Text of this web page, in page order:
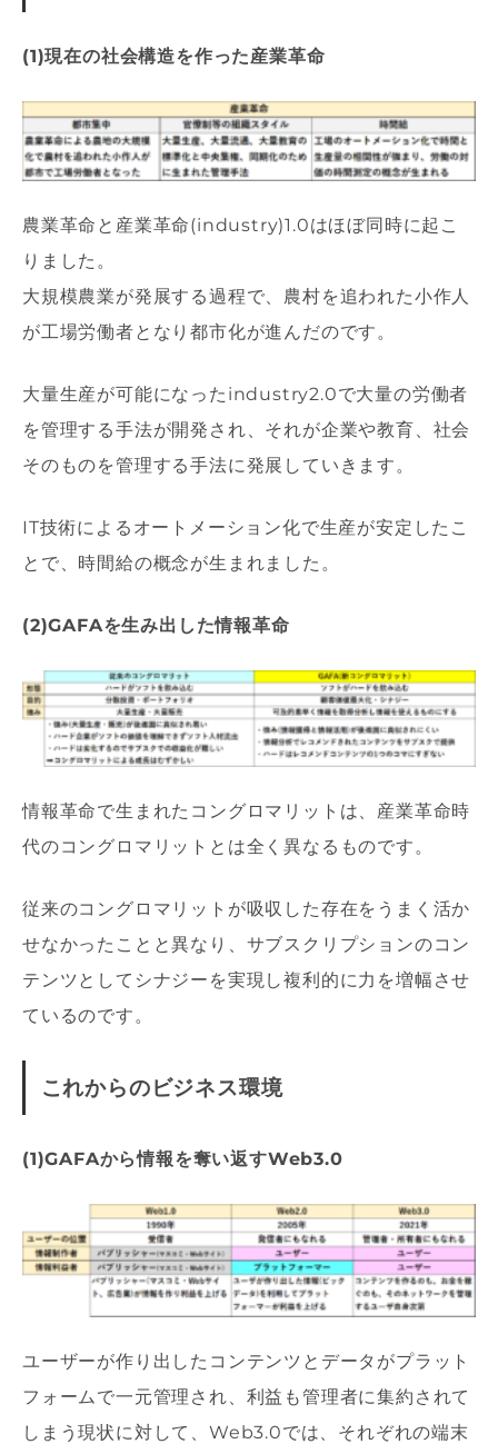
(1)現在の社会構造を作った産業革命
農業革命と産業革命(industry)1.0はほぼ同時に起こ
りました。
大規模農業が発展する過程で、農村を追われた小作人
が工場労働者となり都市化が進んだのです。
大量生産が可能になったindustry2.0で大量の労働者
を管理する手法が開発され、それが企業や教育、社会
そのものを管理する手法に発展していきます。
IT技術によるオートメーション化で生産が安定したこ
とで、時間給の概念が生まれました。
(2)GAFAを生み出した情報革命
情報革命で生まれたコングロマリットは、産業革命時
代のコングロマリットとは全く異なるものです。
従来のコングロマリットが吸収した存在をうまく活か
せなかったことと異なり、サブスクリプションのコン
テンツとしてシナジーを実現し複利的に力を増幅させ
ているのです。
これからのビジネス環境
(1)GAFAから情報を奪い返すWeb3.0
ユーザーが作り出したコンテンツとデータがプラット
フォームで一元管理され、利益も管理者に集約されて
しまう現状に対して、Web3.0では、それぞれの端末